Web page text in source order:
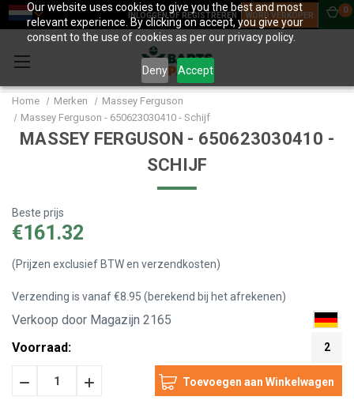
Our website uses cookies to give you the best and most
relevant experience. By clicking on accept, you give your
consent to the use of cookies as per our privacy policy.
Deny Accept
INLOGGEN OF REGISTREREN WORD VERKOPER
0
Home Merken
Massey Ferguson
Massey Ferguson - 650623030410 - Schijf
MASSEY FERGUSON - 650623030410 -
SCHIJF
Beste prijs
€161.32
(Prijzen exclusief BTW en verzendkosten)
Verzending is vanaf €8.95 (berekend bij het afrekenen)
Verkoop door Magazijn 2165
Voorraad:
2
HoeveelheidHoeveelheid